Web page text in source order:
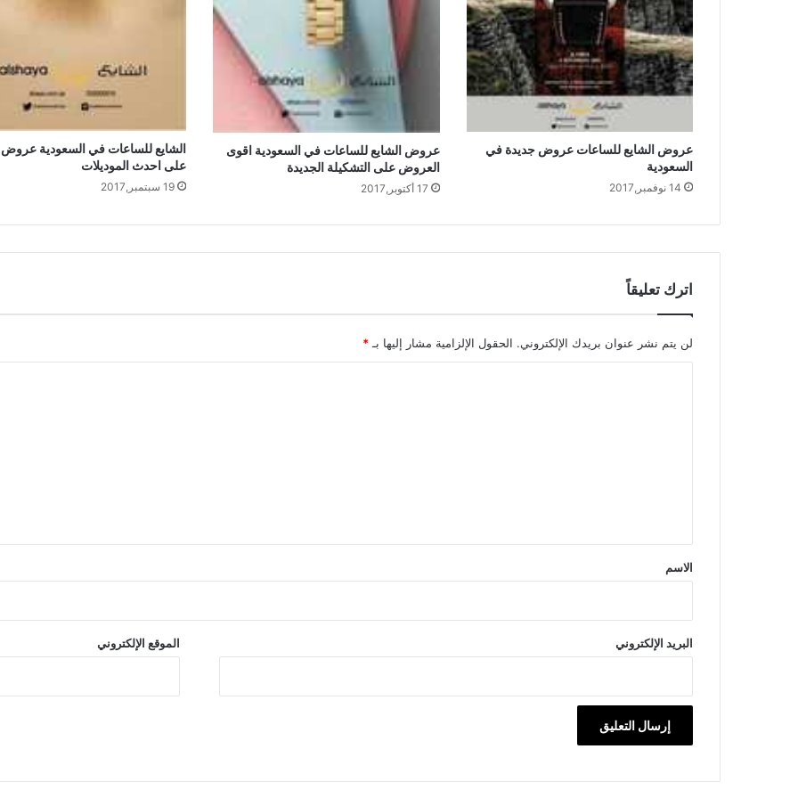
عروض الشايع للساعات عروض جديدة في
السعودية
14 نوفمبر,2017
عروض الشايع للساعات في السعودية اقوى
العروض على التشكيلة الجديدة
17 أكتوبر,2017
الشايع للساعات في السعودية
على احدث الموديلات
19 سبتمبر,2017
اترك تعليقاً
لن يتم نشر عنوان بريدك الإلكتروني. الحقول الإلزامية مشار إليها بـ*
*
الاسم
البريد الإلكتروني الموقع الإلكتروني